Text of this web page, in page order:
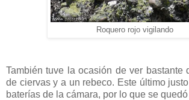
Roquero rojo vigilando
También tuve la ocasión de ver bastante
de ciervas y a un rebeco. Este último
baterías de la cámara, por lo que se